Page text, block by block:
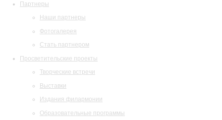
Партнеры
Наши партнеры
Фотогалерея
Стать партнером
Просветительские проекты
Творческие встречи
Выставки
Издания филармонии
Образовательные программы